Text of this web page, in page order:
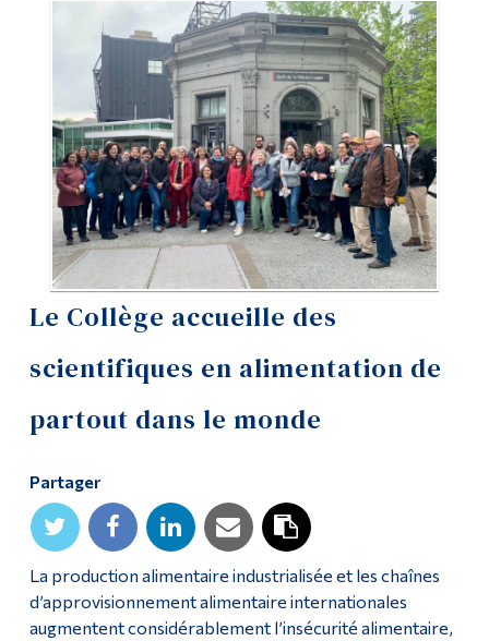
Le Collège accueille des
scientifiques en alimentation de
partout dans le monde
Partager
La production alimentaire industrialisée et les chaînes
d’approvisionnement alimentaire internationales
augmentent considérablement l’insécurité alimentaire,
Outils
Liens
Menu principal
Programmes
Formation continue
Admissions
La vie à Dawson
Futurs étudiants
Étudiants actuels
Diplômé·es et visiteur·euses